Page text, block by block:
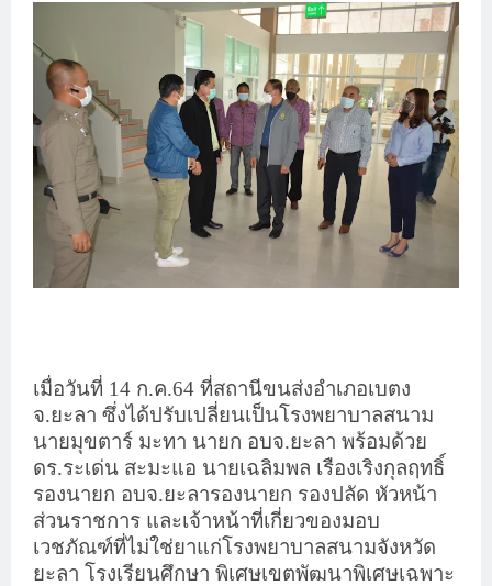
เมื่อวันที่ 14 ก.ค.64 ที่สถานีขนส่งอำเภอเบตง
จ.ยะลา ซึ่งได้ปรับเปลี่ยนเป็นโรงพยาบาลสนาม
นายมุขตาร์ มะทา นายก อบจ.ยะลา พร้อมด้วย
ดร.ระเด่น สะมะแอ นายเฉลิมพล เรืองเริงกุลฤทธิ์
รองนายก อบจ.ยะลารองนายก รองปลัด หัวหน้า
ส่วนราชการ และเจ้าหน้าที่เกี่ยวของมอบ
เวชภัณฑ์ที่ไม่ใช่ยาแก่โรงพยาบาลสนามจังหวัด
ยะลา โรงเรียนศึกษา พิเศษเขตพัฒนาพิเศษเฉพาะ